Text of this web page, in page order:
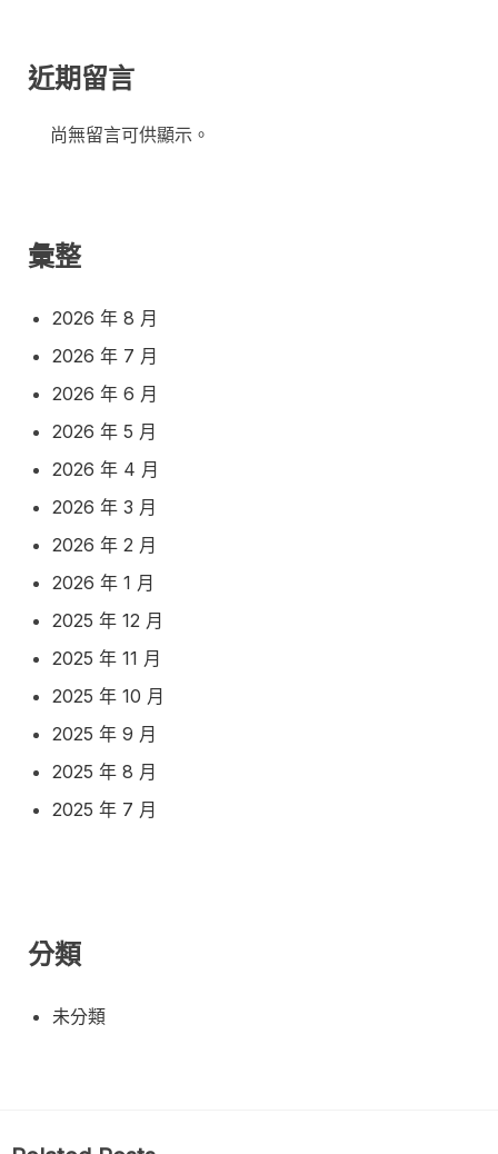
近期留言
尚無留言可供顯示。
彙整
2026 年 8 月
2026 年 7 月
2026 年 6 月
2026 年 5 月
2026 年 4 月
2026 年 3 月
2026 年 2 月
2026 年 1 月
2025 年 12 月
2025 年 11 月
2025 年 10 月
2025 年 9 月
2025 年 8 月
2025 年 7 月
分類
未分類